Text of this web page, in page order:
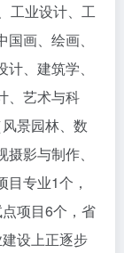
工业设计、工
画、绘画、
、建筑学、
、艺术与科
景园林、数
影与制作、
专业1个，
项目6个，省
设上正逐步